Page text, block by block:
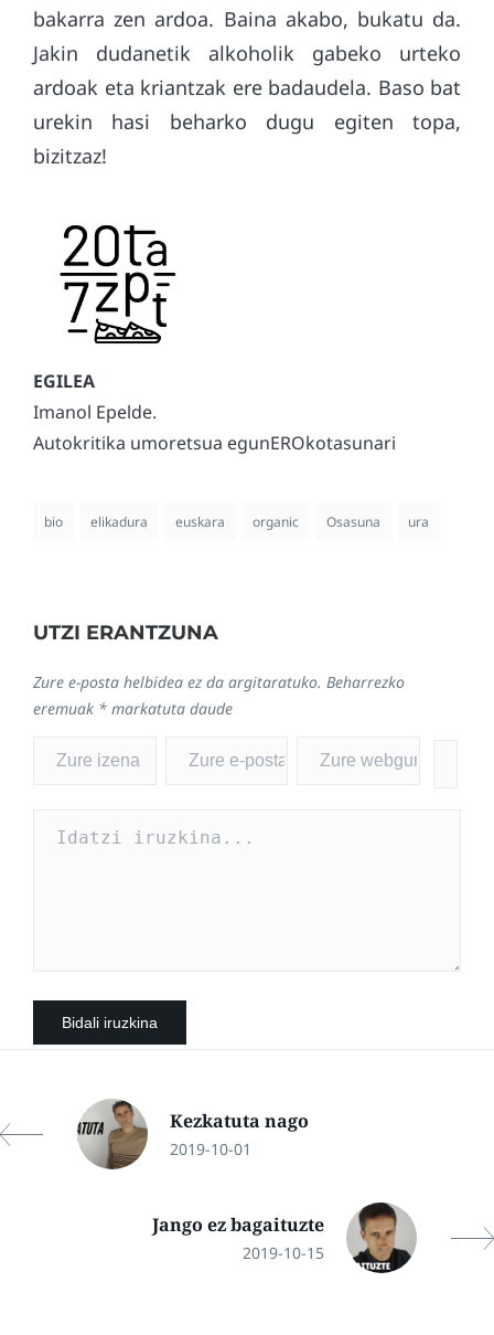
bakarra zen ardoa. Baina akabo, bukatu da.
Jakin dudanetik alkoholik gabeko urteko
ardoak eta kriantzak ere badaudela. Baso bat
urekin hasi beharko dugu egiten topa,
bizitzaz!
Imanol Epelde.
Autokritika umoretsua egunEROkotasunari
bio elikadura euskara organic Osasuna ura
UTZI ERANTZUNA
Zure e-posta helbidea ez da argitaratuko. Beharrezko
eremuak * markatuta daude
Kezkatuta nago
2019-10-01
Jango ez bagaituzte
2019-10-15